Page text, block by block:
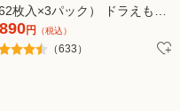
62枚入×3パック） ドラえもん
・チャーム（イチオシ）
円 （税込）
（633）